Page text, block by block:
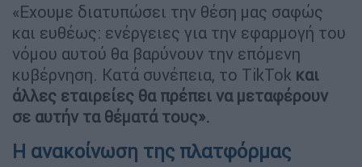
«Εχουμε διατυπώσει την θέση μας σαφώς
και ευθέως: ενέργειες για την εφαρμογή του
νόμου αυτού θα βαρύνουν την επόμενη
κυβέρνηση. Κατά συνέπεια, το TikTok και
άλλες εταιρείες θα πρέπει να μεταφέρουν
σε αυτήν τα θέματά τους».
H ανακοίνωση της πλατφόρμας